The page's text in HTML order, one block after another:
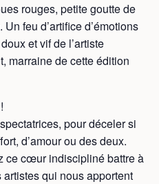
rouges, petite goutte de
feu d’artifice d’émotions
et vif de l’artiste
marraine de cette édition
pour déceler si
d’amour ou des deux.
ce cœur indiscipliné battre à
qui nous apportent